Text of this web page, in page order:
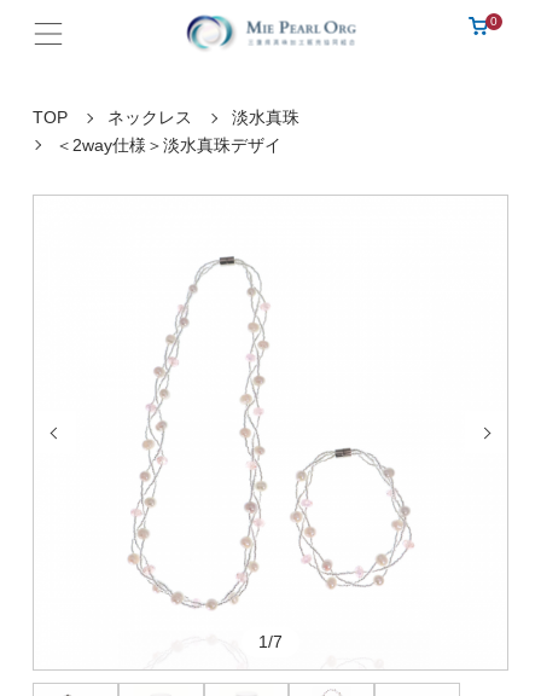
0
TOP ネックレス
淡水真珠
＜2way仕様＞淡水真珠デザイ
1/7